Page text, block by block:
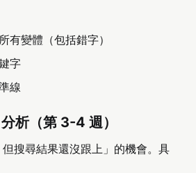
有變體（包括錯字）
字
線
析（第 3-4 週）
搜尋結果還沒跟上」的機會。具